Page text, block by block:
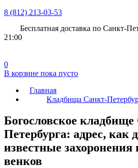
8 (812) 213-03-53
Бесплатная доставка по Санкт-
21:00
0
В корзине пока пусто
Главная
Кладбища Санкт-
Богословское
Петербурга: адрес, как
известные захоронения
венков